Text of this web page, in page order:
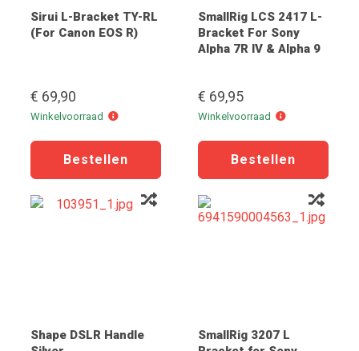
Sirui L-Bracket TY-RL
(For Canon EOS R)
€ 69,90
Winkelvoorraad Winkelvoorraad
SmallRig LCS 2417 L-
Bracket For Sony
Alpha 7R IV & Alpha 9
€ 69,95
Winkelvoorraad Winkelvoorraad
Shape DSLR Handle
SmallRig 3207 L